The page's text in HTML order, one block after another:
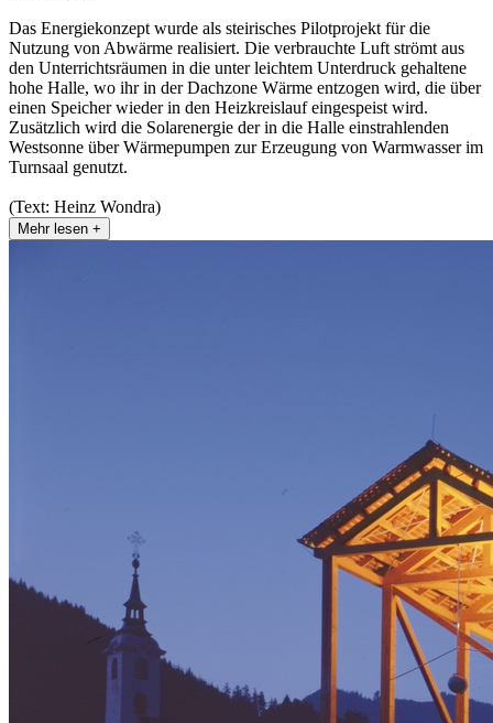
Das Energiekonzept wurde als steirisches Pilotprojekt für die
Nutzung von Abwärme realisiert. Die verbrauchte Luft strömt aus
den Unterrichtsräumen in die unter leichtem Unterdruck gehaltene
hohe Halle, wo ihr in der Dachzone Wärme entzogen wird, die über
einen Speicher wieder in den Heizkreislauf eingespeist wird.
Zusätzlich wird die Solarenergie der in die Halle einstrahlenden
Westsonne über Wärmepumpen zur Erzeugung von Warmwasser im
Turnsaal genutzt.
(Text: Heinz Wondra)
Mehr lesen +